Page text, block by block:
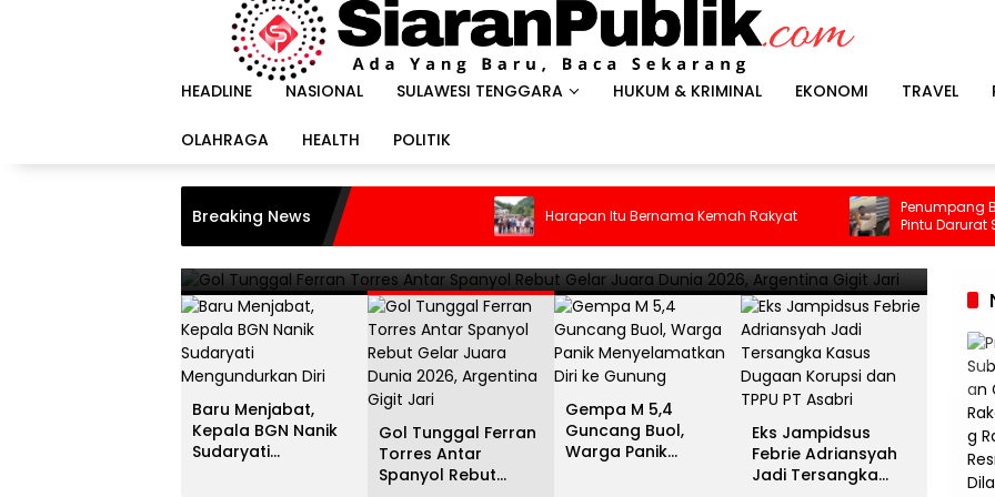
HEADLINE NASIONAL SULAWESI TENGGARA HUKUM & KRIMINAL EKONOMI TRAVEL
OLAHRAGA HEALTH POLITIK
Breaking News Harapan Itu Bernama Kemah Rakyat
Penumpang Batik Air
Pintu Darurat Saat
Kepanikan Pecah di
HEADLINE
Gol Tunggal Ferran Torres Antar Spanyol Rebut Gelar
Juara Dunia 2026, Argentina Gigit Jari
Baru Menjabat,
Kepala BGN Nanik
Sudaryati
Gol Tunggal Ferran
Torres Antar
Spanyol Rebut
Gempa M 5,4
Guncang Buol,
Warga Panik
Eks Jampidsus
Febrie Adriansyah
Jadi Tersangka